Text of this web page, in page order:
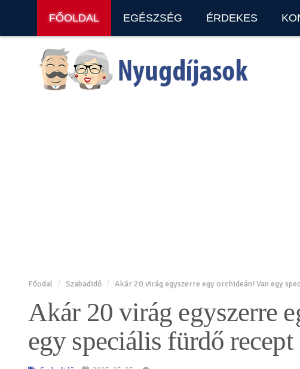
FŐOLDAL EGÉSZSÉG ÉRDEKES
Főodal Szabadidő Akár 20 virág egyszerre egy orchideán! Van egy
Akár 20 virág egyszerre
egy speciális fürdő recept